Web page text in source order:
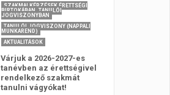
SZAKMAI KÉPZÉSEK ÉRETTSÉGI
BIRTOKÁBAN, TANULÓI
JOGVISZONYBAN
TANULÓI JOGVISZONY (NAPPALI
MUNKAREND)
AKTUALITÁSOK
Várjuk a 2026-2027-es
tanévben az érettségivel
rendelkező szakmát
tanulni vágyókat!